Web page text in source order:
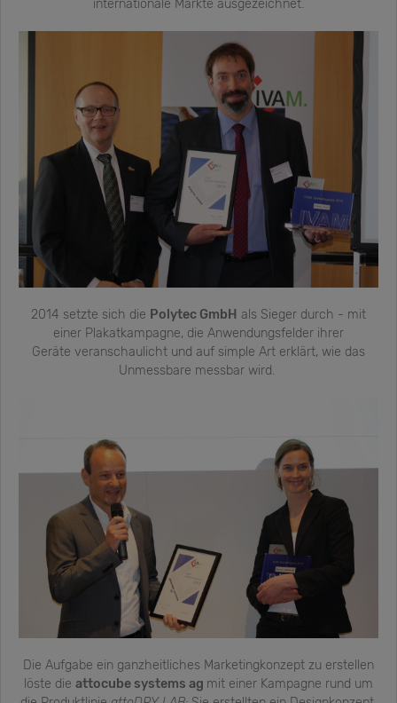
internationale Märkte ausgezeichnet.
2014 setzte sich die Polytec GmbH als Sieger durch - mit
einer Plakatkampagne, die Anwendungsfelder ihrer
Geräte veranschaulicht und auf simple Art erklärt, wie das
Unmessbare messbar wird.
Die Aufgabe ein ganzheitliches Marketingkonzept zu erstellen
löste die attocube systems ag mit einer Kampagne rund um